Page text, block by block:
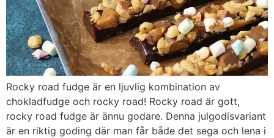
Rocky road fudge är en ljuvlig kombination av
chokladfudge och rocky road! Rocky road är gott,
rocky road fudge är ännu godare. Denna julgodisvariant
är en riktig goding där man får både det sega och lena i